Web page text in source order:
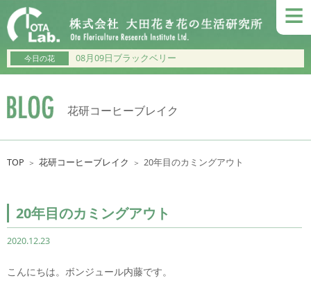
≡
今日の花 08月09日ブラックベリー
花研コーヒーブレイク
TOP ＞ 花研コーヒーブレイク ＞ 20年目のカミングアウト
20年目のカミングアウト
2020.12.23
こんにちは。ボンジュール内藤です。